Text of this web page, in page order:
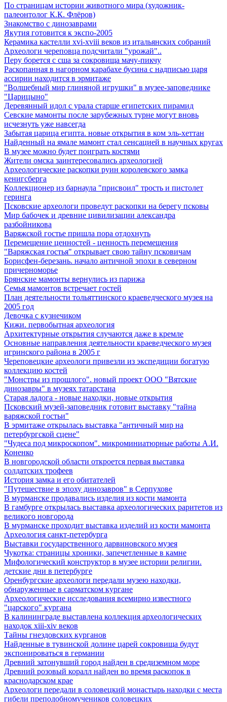
По страницам истории животного мира (художник-
палеонтолог К.К. Флёров)
Знакомство с динозаврами
Якутия готовится к экспо-2005
Керамика кастелли xvi-xviii веков из итальянских собраний
Археологи череповца подсчитали "урожай"..
Перу борется с сша за сокровища мачу-пикчу
Раскопанная в нагорном карабахе бусина с надписью царя
ассирии находится в эрмитаже
"Волшебный мир глиняной игрушки" в музее-заповеднике
"Царицыно"
Деревянный идол с урала старше египетских пирамид
Севские мамонты после зарубежных турне могут вновь
исчезнуть уже навсегда
Забытая царица египта. новые открытия в ком эль-хеттан
Найденный на ямале мамонт стал сенсацией в научных кругах
В музее можно будет поиграть костями
Жители омска заинтересовались археологией
Археологические раскопки руин королевского замка
кенигсберга
Коллекционер из барнаула "присвоил" трость и пистолет
геринга
Псковские археологи проведут раскопки на берегу псковы
Мир бабочек и древние цивилизации александра
разбойникова
Варяжской гостье пришла пора отдохнуть
Перемещение ценностей - ценность перемещения
"Варяжская гостья" открывает свою тайну псковичам
Борисфен-березань. начало античной эпохи в северном
причерноморье
Брянские мамонты вернулись из парижа
Семья мамонтов встречает гостей
План деятельности тольяттинского краеведческого музея на
2005 год
Девочка с кузнечиком
Кижи. первобытная археология
Архитектурные открытия случаются даже в кремле
Основные направления деятельности краеведческого музея
игринского района в 2005 г
Череповецкие археологи привезли из экспедиции богатую
коллекцию костей
"Монстры из прошлого". новый проект ООО "Вятские
динозавры" в музеях татарстана
Старая ладога - новые находки, новые открытия
Псковский музей-заповедник готовит выставку "тайна
варяжской гостьи"
В эрмитаже открылась выставка "античный мир на
петербургской сцене"
"Чудеса под микроскопом". микроминиатюрные работы А.И.
Коненко
В новгородской области откроется первая выставка
солдатских трофеев
История замка и его обитателей
"Путешествие в эпоху динозавров" в Серпухове
В мурманске продавались изделия из кости мамонта
В гамбурге открылась выставка археологических раритетов из
великого новгорода
В мурманске проходит выставка изделий из кости мамонта
Археология санкт-петербурга
Выставки государственного дарвиновского музея
Чукотка: страницы хроники, запечетленные в камне
Мифологический конструктор в музее истории религии.
детские дни в петербурге
Оренбургские археологи передали музею находки,
обнаруженные в сарматском кургане
Археологические исследования всемирно известного
"царского" кургана
В калининграде выставлена коллекция археологических
находок xiii-xiv веков
Тайны гнездовских курганов
Найденные в тувинской долине царей сокровища будут
экспонироваться в германии
Древний затонувший город найден в средиземном море
Древний розовый коралл найден во время раскопок в
краснодарском крае
Археологи передали в соловецкий монастырь находки с места
гибели преподобномучеников соловецких